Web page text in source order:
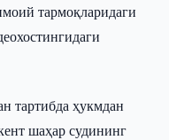
тармоқларидаги
тартибда ҳукмдан
шаҳар судининг